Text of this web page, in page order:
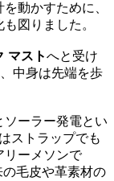
動かすために、
図りました。
マストへと受け
中身は先端を歩
ソーラー発電とい
ストラップでも
リーメソンで
毛皮や革素材の